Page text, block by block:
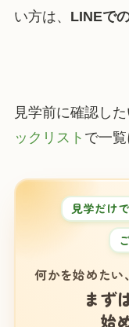
い方は、 LINEで
見学前に確認し
ックリスト で一覧
見学だけ
何かを始めたい
まず
始